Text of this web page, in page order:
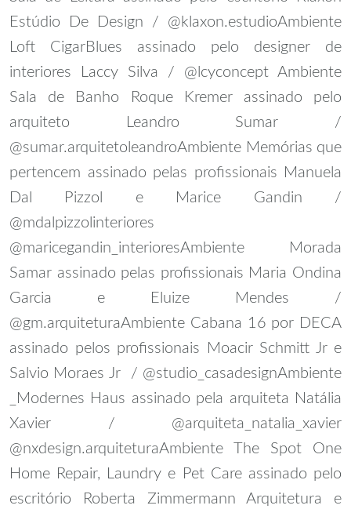
Estúdio De Design / @klaxon.estudioAmbiente
Loft CigarBlues assinado pelo designer de
interiores Laccy Silva / @lcyconcept Ambiente
Sala de Banho Roque Kremer assinado pelo
arquiteto Leandro Sumar /
@sumar.arquitetoleandroAmbiente Memórias que
pertencem assinado pelas profissionais Manuela
Dal Pizzol e Marice Gandin /
@mdalpizzolinteriores
@maricegandin_interioresAmbiente Morada
Samar assinado pelas profissionais Maria Ondina
Garcia e Eluize Mendes /
@gm.arquiteturaAmbiente Cabana 16 por DECA
assinado pelos profissionais Moacir Schmitt Jr e
Salvio Moraes Jr / @studio_casadesignAmbiente
_Modernes Haus assinado pela arquiteta Natália
Xavier / @arquiteta_natalia_xavier
@nxdesign.arquiteturaAmbiente The Spot One
Home Repair, Laundry e Pet Care assinado pelo
escritório Roberta Zimmermann Arquitetura e